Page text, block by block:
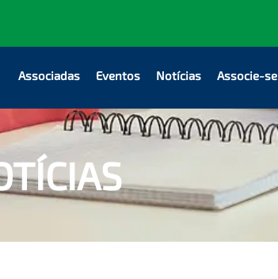
Associadas Eventos Notícias Associe-se